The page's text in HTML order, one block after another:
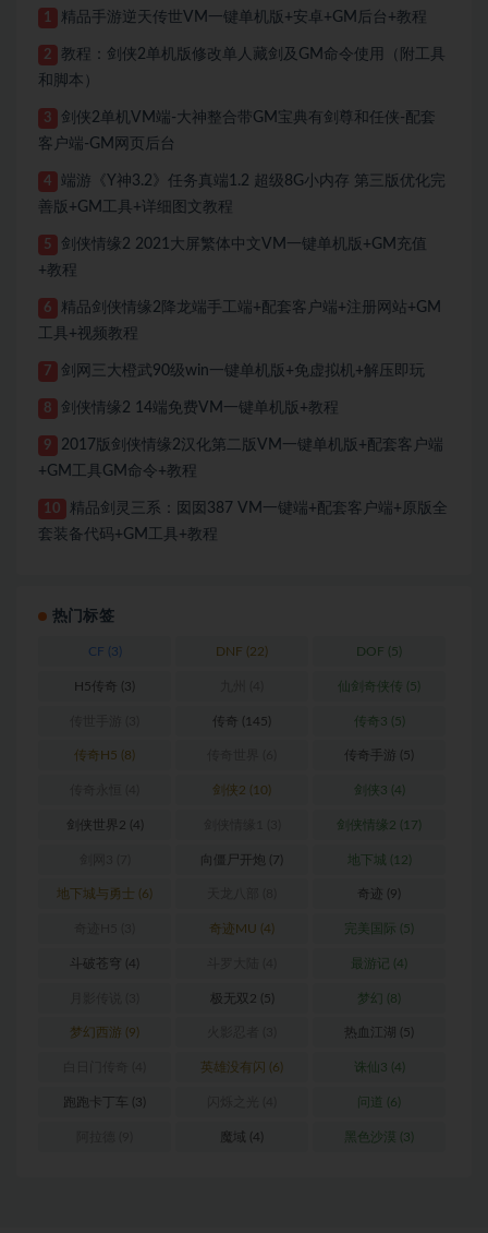
1 精品手游逆天传世VM一键单机版+安卓+GM后台+教程
2
教程：剑侠2单机版修改单人藏剑及GM命令使用（附工具
和脚本）
3
剑侠2单机VM端-大神整合带GM宝典有剑尊和任侠-配套
客户端-GM网页后台
4
端游《Y神3.2》任务真端1.2 超级8G小内存 第三版优化完
善版+GM工具+详细图文教程
5
剑侠情缘2 2021大屏繁体中文VM一键单机版+GM充值
+教程
6
精品剑侠情缘2降龙端手工端+配套客户端+注册网站+GM
工具+视频教程
7 剑网三大橙武90级win一键单机版+免虚拟机+解压即玩
8 剑侠情缘2 14端免费VM一键单机版+教程
9
2017版剑侠情缘2汉化第二版VM一键单机版+配套客户端
+GM工具GM命令+教程
10
精品剑灵三系：囡囡387 VM一键端+配套客户端+原版全
套装备代码+GM工具+教程
热门标签
CF (3) DNF (22) DOF (5)
H5传奇 (3) 仙剑奇侠传 (5)
传奇 (145) 传奇3 (5)
传奇H5 (8) 传奇手游 (5)
剑侠2 (10) 剑侠3 (4)
剑侠世界2 (4) 剑侠情缘2 (17)
向僵尸开炮 (7) 地下城 (12)
地下城与勇士 (6) 奇迹 (9)
奇迹MU (4) 完美国际 (5)
斗破苍穹 (4) 最游记 (4)
极无双2 (5) 梦幻 (8)
梦幻西游 (9) 热血江湖 (5)
英雄没有闪 (6) 诛仙3 (4)
跑跑卡丁车 (3) 问道 (6)
魔域 (4) 黑色沙漠 (3)